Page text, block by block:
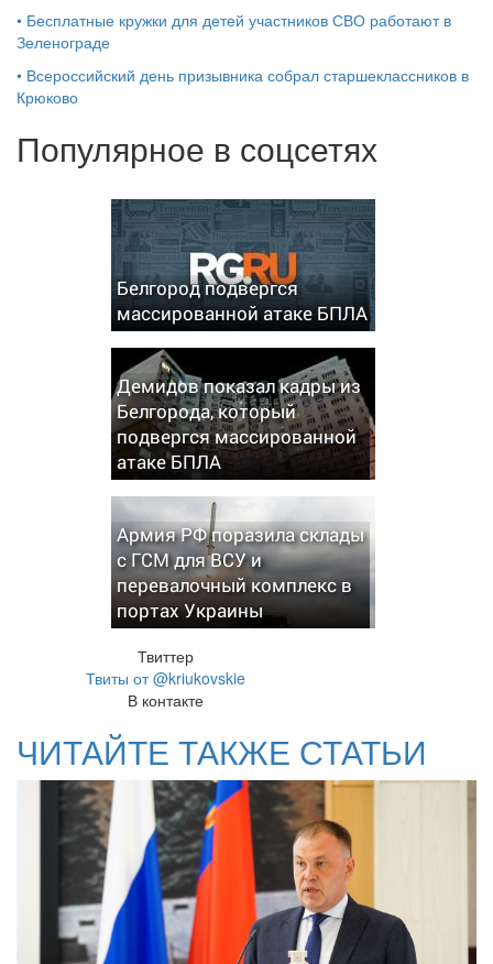
• Бесплатные кружки для детей участников СВО работают в
Зеленограде
• Всероссийский день призывника собрал старшеклассников в
Крюково
Популярное в соцсетях
Белгород подвергся
массированной атаке БПЛА
Демидов показал кадры из
Белгорода, который
подвергся массированной
атаке БПЛА
Армия РФ поразила склады
с ГСМ для ВСУ и
перевалочный комплекс в
портах Украины
Твиттер
Твиты от @kriukovskie
В контакте
ЧИТАЙТЕ ТАКЖЕ СТАТЬИ